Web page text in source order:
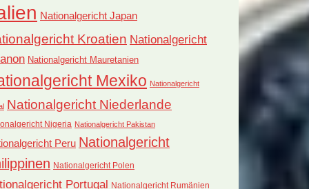
Nationalgericht Japan
Kroatien Nationalgericht
Nationalgericht Mauretanien
Mexiko Nationalgericht
Nationalgericht Niederlande
Nigeria Nationalgericht Pakistan
Peru Nationalgericht
Nationalgericht Polen
Portugal Nationalgericht Rumänien